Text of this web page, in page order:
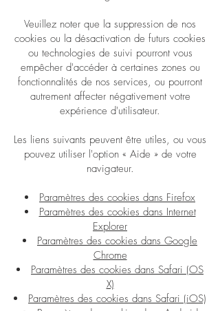
Veuillez noter que la suppression de nos
cookies ou la désactivation de futurs cookies
ou technologies de suivi pourront vous
empêcher d'accéder à certaines zones ou
fonctionnalités de nos services, ou pourront
autrement affecter négativement votre
expérience d'utilisateur.
Les liens suivants peuvent être utiles, ou vous
pouvez utiliser l'option « Aide » de votre
navigateur.
Paramètres des cookies dans Firefox
Paramètres des cookies dans Internet
Explorer
Paramètres des cookies dans Google
Chrome
Paramètres des cookies dans Safari (OS
X)
Paramètres des cookies dans Safari (iOS)